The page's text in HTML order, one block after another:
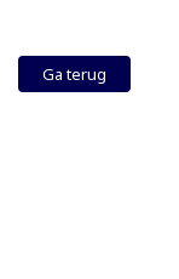
Ga terug